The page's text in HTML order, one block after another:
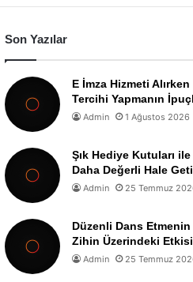
Son Yazılar
E İmza Hizmeti
Tercihi Yapmanın
Admin 1 Ağustos 2026
Şık Hediye Kutuları ile
Daha Değerli Hale
Admin 25 Temmuz
Düzenli Dans
Zihin Üzerindeki Etkisi
Admin 25 Temmuz